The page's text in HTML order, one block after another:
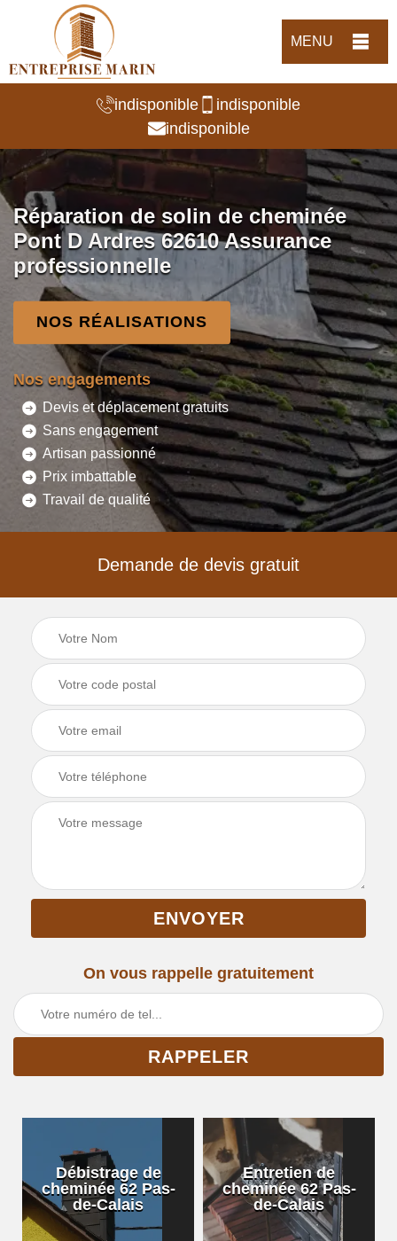
MENU
indisponible
indisponible
indisponible
Réparation de solin de cheminée
Pont D Ardres 62610 Assurance
professionnelle
NOS RÉALISATIONS
Nos engagements
Devis et déplacement gratuits
Sans engagement
Artisan passionné
Prix imbattable
Travail de qualité
Demande de devis gratuit
On vous rappelle gratuitement
Débistrage de
cheminée 62 Pas-
de-Calais
Entretien de
cheminée 62 Pas-
de-Calais